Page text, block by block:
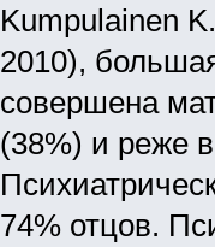
Kumpulainen
2010),
совершена
(38%) и реже
74% отцов.